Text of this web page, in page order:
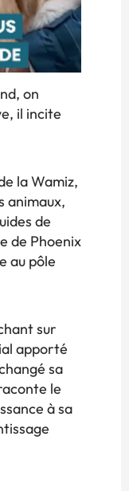
on
il incite
la Wamiz,
animaux,
de
de Phoenix
au pôle
sur
apporté
sa
le
à sa